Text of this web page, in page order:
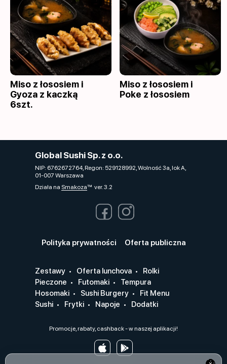
Miso z łososiem i
Gyoza z kaczką
6szt.
Miso z łososiem i
Poke z łososiem
Global Sushi Sp. z o.o.
NIP: 6762672764, Regon: 529128992, Wolność 3a, lok A,
01-007 Warszawa
Działa na Smakozaver. 3.2
Polityka prywatności Oferta publiczna
Zestawy Oferta lunchova
Rolki
Pieczone
Futomaki
Tempura
Hosomaki
Sushi Burgery
Fit Menu
Sushi
Frytki Napoje Dodatki
Promocje, rabaty, cashback - w naszej aplikacji!